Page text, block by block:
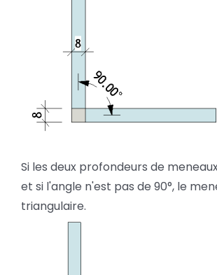
Si les deux profondeurs de
et si l'angle n'est pas de 90°, le
triangulaire.